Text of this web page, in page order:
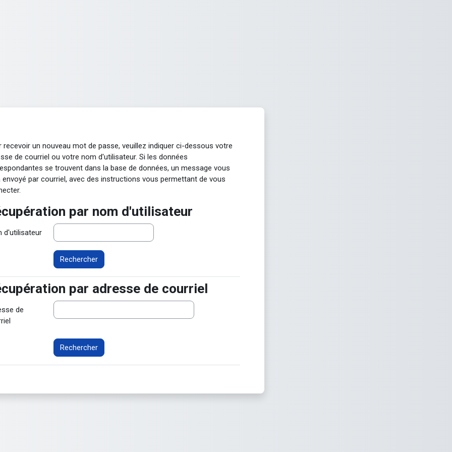
recevoir un nouveau mot de passe, veuillez indiquer ci-dessous votre
de courriel ou votre nom d'utilisateur. Si les données
se trouvent dans la base de données, un message vous
envoyé par courriel, avec des instructions vous permettant de vous
par nom d'utilisateur
par nom d'utilisateur
d'utilisateur
par adresse de courriel
par adresse de courriel
de